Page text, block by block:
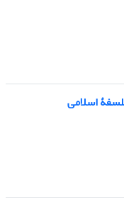
اسلامی